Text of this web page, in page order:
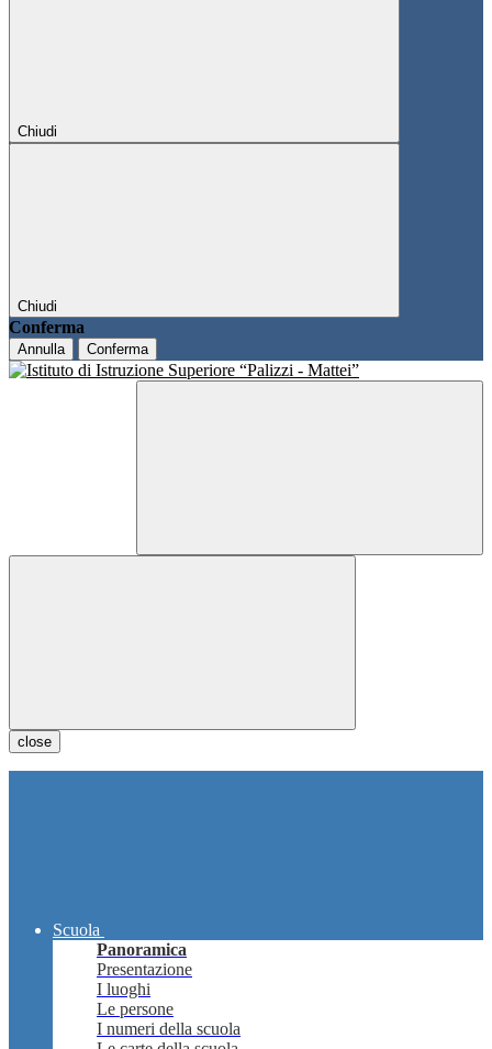
Chiudi
Chiudi
Conferma
Annulla Conferma
close
Scuola
Panoramica
Presentazione
I luoghi
Le persone
I numeri della scuola